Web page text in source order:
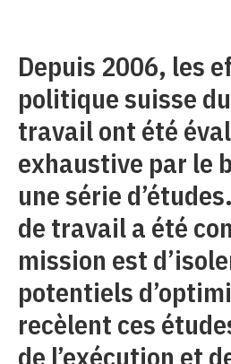
Depuis 2006, les
politique suisse
travail ont été
exhaustive par le
une série
de travail a été
mission est
potentiels
recèlent ces
de l’exécution et